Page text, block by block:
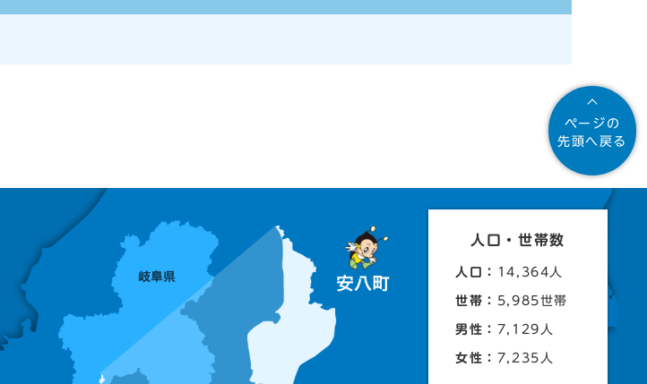
ページの
先頭へ戻る
人口・世帯数
人口： 14,364人
世帯： 5,985世帯
男性： 7,129人
女性： 7,235人